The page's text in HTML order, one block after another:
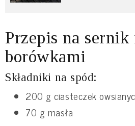
Przepis na sernik
borówkami
Składniki na spód:
200 g ciasteczek
70 g masła